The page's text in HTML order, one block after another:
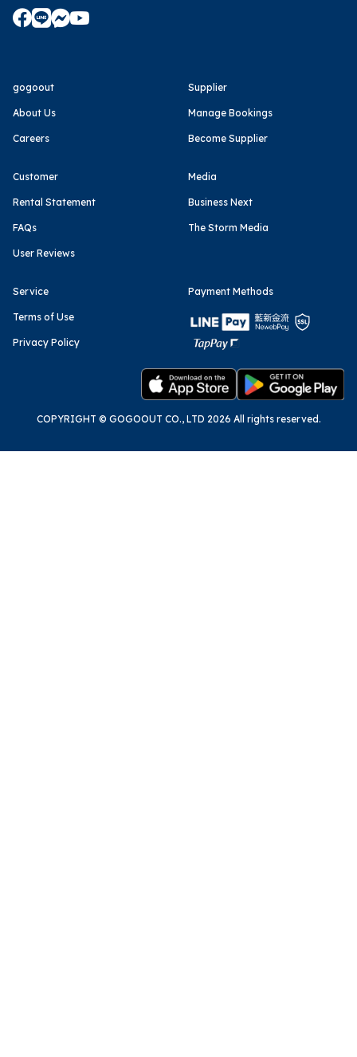
gogoout
About Us
Careers
Supplier
Manage Bookings
Become Supplier
Customer
Rental Statement
FAQs
User Reviews
Media
Business Next
The Storm Media
Service
Terms of Use
Privacy Policy
Payment Methods
COPYRIGHT © GOGOOUT CO., LTD 2026 All rights reserved.